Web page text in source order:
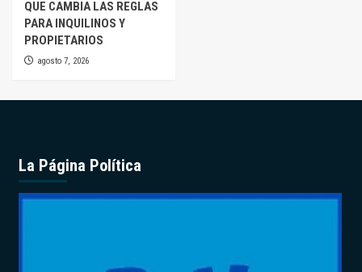
QUE CAMBIA LAS REGLAS
PARA INQUILINOS Y
PROPIETARIOS
agosto 7, 2026
La Página Política